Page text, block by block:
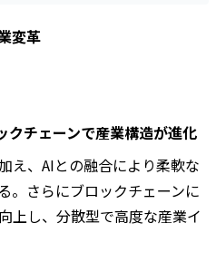
変革
チェーンで産業構造が進化
え、AIとの融合により柔軟な
。さらにブロックチェーンに
上し、分散型で高度な産業イ